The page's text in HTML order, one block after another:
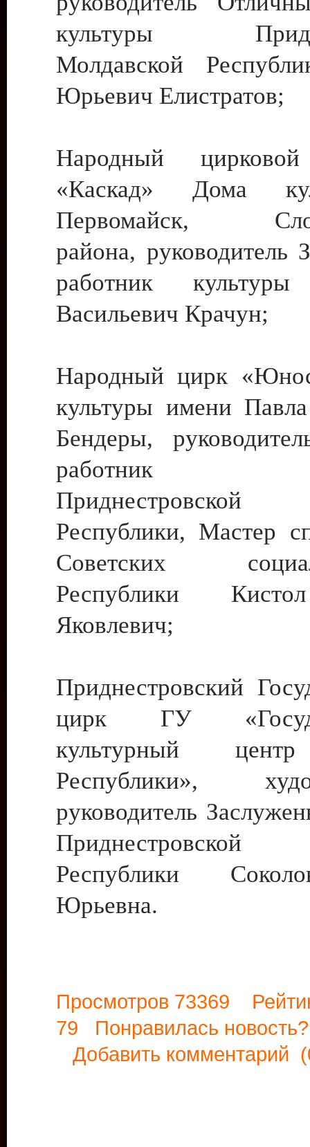
культуры
Молдавской
Юрьевич Елистратов;
Народный цирковой
«Каскад» Дома
Первомайск,
района, руководитель
работник культуры
Васильевич Крачун;
Народный цирк
культуры имени
Бендеры,
работник
Приднестровской
Республики, Мастер
Советских
Республики
Яковлевич;
Приднестровский
цирк ГУ
культурный
Республики»,
руководитель
Приднестровской
Республики
Юрьевна.
Просмотров 73369
79 Понравилась
Добавить комментарий